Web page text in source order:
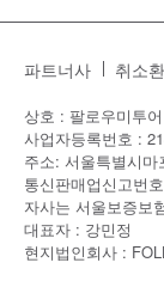
파트너사 취소
상호 : 팔로우미투어
사업자등록번호 :
주소: 서울특별시마
통신판매업신고번
자사는 서울보증보
대표자 : 강민정
현지법인회사 :